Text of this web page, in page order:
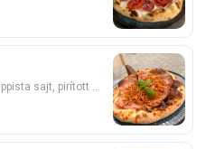
BBQ alap, sonka, füstölt sajt, trappista sajt, pirított hagyma